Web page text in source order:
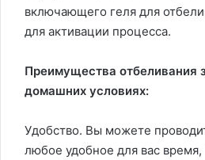
включающего геля для
для активации процесса.
Преимущества отбеливания
домашних условиях:
Удобство. Вы можете
любое удобное для вас